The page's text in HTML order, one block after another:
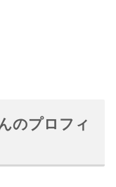
のプロフィ